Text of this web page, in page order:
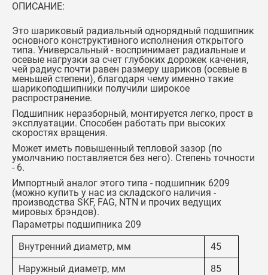
ОПИСАНИЕ:
Это шариковый радиальный однорядный подшипник
основного конструктивного исполнения открытого
типа. Универсальный - воспринимает радиальные и
осевые нагрузки за счет глубоких дорожек качения,
чей радиус почти равен размеру шариков (осевые в
меньшей степени), благодаря чему именно такие
шарикоподшипники получили широкое
распространение.
Подшипник неразборный, монтируется легко, прост в
эксплуатации. Способен работать при высоких
скоростях вращения.
Может иметь повышенный тепловой зазор (по
умолчанию поставляется без него). Степень точности
- 6.
Импортный аналог этого типа - подшипник 6209
(можно купить у нас из складского наличия -
производства SKF, FAG, NTN и прочих ведущих
мировых брэндов).
Параметры подшипника 209
Внутренний диаметр, мм
45
Наружный диаметр, мм
85